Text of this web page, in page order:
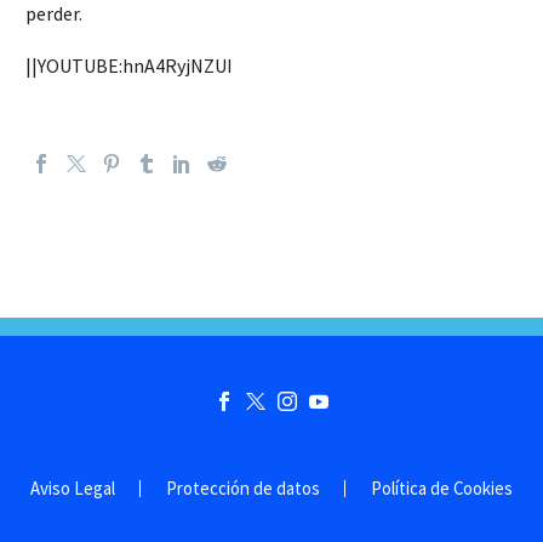
perder.
||YOUTUBE:hnA4RyjNZUI
Aviso Legal Protección de datos Política de Cookies